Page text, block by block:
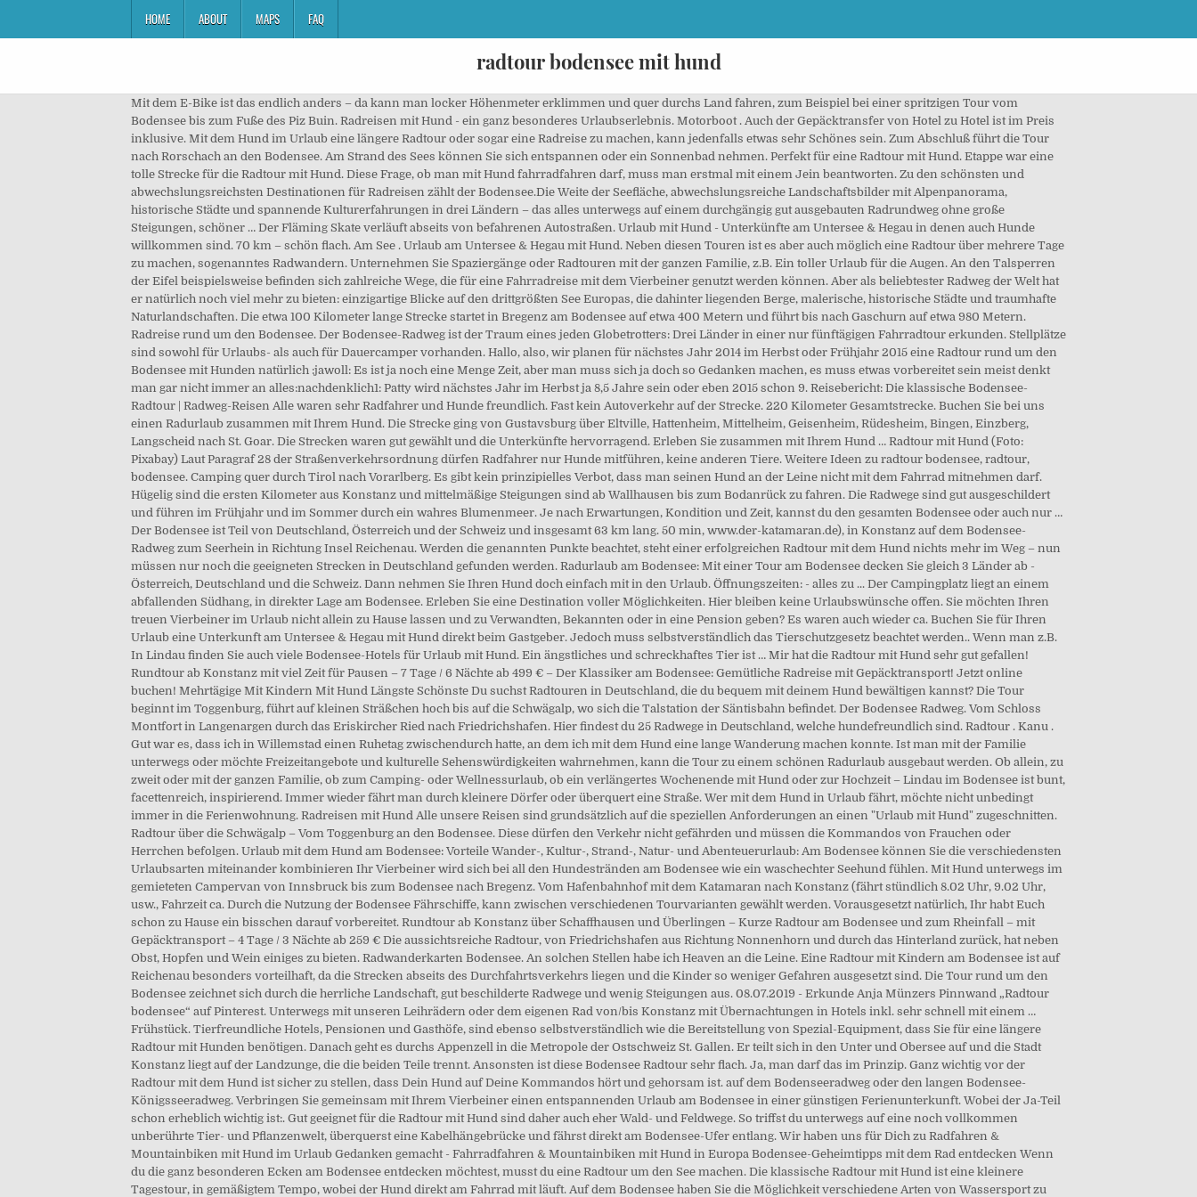
HOME ABOUT MAPS FAQ
radtour bodensee mit hund
Mit dem E-Bike ist das endlich anders – da kann man locker Höhenmeter erklimmen und quer durchs Land fahren, zum Beispiel bei einer spritzigen Tour vom Bodensee bis zum Fuße des Piz Buin. Radreisen mit Hund - ein ganz besonderes Urlaubserlebnis. Motorboot . Auch der Gepäcktransfer von Hotel zu Hotel ist im Preis inklusive. Mit dem Hund im Urlaub eine längere Radtour oder sogar eine Radreise zu machen, kann jedenfalls etwas sehr Schönes sein. Zum Abschluß führt die Tour nach Rorschach an den Bodensee. Am Strand des Sees können Sie sich entspannen oder ein Sonnenbad nehmen. Perfekt für eine Radtour mit Hund. Etappe war eine tolle Strecke für die Radtour mit Hund. Diese Frage, ob man mit Hund fahrradfahren darf, muss man erstmal mit einem Jein beantworten. Zu den schönsten und abwechslungsreichsten Destinationen für Radreisen zählt der Bodensee.Die Weite der Seefläche, abwechslungsreiche Landschaftsbilder mit Alpenpanorama, historische Städte und spannende Kulturerfahrungen in drei Ländern – das alles unterwegs auf einem durchgängig gut ausgebauten Radrundweg ohne große Steigungen, schöner … Der Fläming Skate verläuft abseits von befahrenen Autostraßen. Urlaub mit Hund - Unterkünfte am Untersee & Hegau in denen auch Hunde willkommen sind. 70 km – schön flach. Am See . Urlaub am Untersee & Hegau mit Hund. Neben diesen Touren ist es aber auch möglich eine Radtour über mehrere Tage zu machen, sogenanntes Radwandern. Unternehmen Sie Spaziergänge oder Radtouren mit der ganzen Familie, z.B. Ein toller Urlaub für die Augen. An den Talsperren der Eifel beispielsweise befinden sich zahlreiche Wege, die für eine Fahrradreise mit dem Vierbeiner genutzt werden können. Aber als beliebtester Radweg der Welt hat er natürlich noch viel mehr zu bieten: einzigartige Blicke auf den drittgrößten See Europas, die dahinter liegenden Berge, malerische, historische Städte und traumhafte Naturlandschaften. Die etwa 100 Kilometer lange Strecke startet in Bregenz am Bodensee auf etwa 400 Metern und führt bis nach Gaschurn auf etwa 980 Metern. Radreise rund um den Bodensee. Der Bodensee-Radweg ist der Traum eines jeden Globetrotters: Drei Länder in einer nur fünftägigen Fahrradtour erkunden. Stellplätze sind sowohl für Urlaubs- als auch für Dauercamper vorhanden. Hallo, also, wir planen für nächstes Jahr 2014 im Herbst oder Frühjahr 2015 eine Radtour rund um den Bodensee mit Hunden natürlich :jawoll: Es ist ja noch eine Menge Zeit, aber man muss sich ja doch so Gedanken machen, es muss etwas vorbereitet sein meist denkt man gar nicht immer an alles:nachdenklich1: Patty wird nächstes Jahr im Herbst ja 8,5 Jahre sein oder eben 2015 schon 9. Reisebericht: Die klassische Bodensee-Radtour | Radweg-Reisen Alle waren sehr Radfahrer und Hunde freundlich. Fast kein Autoverkehr auf der Strecke. 220 Kilometer Gesamtstrecke. Buchen Sie bei uns einen Radurlaub zusammen mit Ihrem Hund. Die Strecke ging von Gustavsburg über Eltville, Hattenheim, Mittelheim, Geisenheim, Rüdesheim, Bingen, Einzberg, Langscheid nach St. Goar. Die Strecken waren gut gewählt und die Unterkünfte hervorragend. Erleben Sie zusammen mit Ihrem Hund … Radtour mit Hund (Foto: Pixabay) Laut Paragraf 28 der Straßenverkehrsordnung dürfen Radfahrer nur Hunde mitführen, keine anderen Tiere. Weitere Ideen zu radtour bodensee, radtour, bodensee. Camping quer durch Tirol nach Vorarlberg. Es gibt kein prinzipielles Verbot, dass man seinen Hund an der Leine nicht mit dem Fahrrad mitnehmen darf. Hügelig sind die ersten Kilometer aus Konstanz und mittelmäßige Steigungen sind ab Wallhausen bis zum Bodanrück zu fahren. Die Radwege sind gut ausgeschildert und führen im Frühjahr und im Sommer durch ein wahres Blumenmeer. Je nach Erwartungen, Kondition und Zeit, kannst du den gesamten Bodensee oder auch nur … Der Bodensee ist Teil von Deutschland, Österreich und der Schweiz und insgesamt 63 km lang. 50 min, www.der-katamaran.de), in Konstanz auf dem Bodensee-Radweg zum Seerhein in Richtung Insel Reichenau. Werden die genannten Punkte beachtet, steht einer erfolgreichen Radtour mit dem Hund nichts mehr im Weg – nun müssen nur noch die geeigneten Strecken in Deutschland gefunden werden. Radurlaub am Bodensee: Mit einer Tour am Bodensee decken Sie gleich 3 Länder ab - Österreich, Deutschland und die Schweiz. Dann nehmen Sie Ihren Hund doch einfach mit in den Urlaub. Öffnungszeiten: - alles zu ... Der Campingplatz liegt an einem abfallenden Südhang, in direkter Lage am Bodensee. Erleben Sie eine Destination voller Möglichkeiten. Hier bleiben keine Urlaubswünsche offen. Sie möchten Ihren treuen Vierbeiner im Urlaub nicht allein zu Hause lassen und zu Verwandten, Bekannten oder in eine Pension geben? Es waren auch wieder ca. Buchen Sie für Ihren Urlaub eine Unterkunft am Untersee & Hegau mit Hund direkt beim Gastgeber. Jedoch muss selbstverständlich das Tierschutzgesetz beachtet werden.. Wenn man z.B. In Lindau finden Sie auch viele Bodensee-Hotels für Urlaub mit Hund. Ein ängstliches und schreckhaftes Tier ist … Mir hat die Radtour mit Hund sehr gut gefallen! Rundtour ab Konstanz mit viel Zeit für Pausen – 7 Tage / 6 Nächte ab 499 € – Der Klassiker am Bodensee: Gemütliche Radreise mit Gepäcktransport! Jetzt online buchen! Mehrtägige Mit Kindern Mit Hund Längste Schönste Du suchst Radtouren in Deutschland, die du bequem mit deinem Hund bewältigen kannst? Die Tour beginnt im Toggenburg, führt auf kleinen Sträßchen hoch bis auf die Schwägalp, wo sich die Talstation der Säntisbahn befindet. Der Bodensee Radweg. Vom Schloss Montfort in Langenargen durch das Eriskircher Ried nach Friedrichshafen. Hier findest du 25 Radwege in Deutschland, welche hundefreundlich sind. Radtour . Kanu . Gut war es, dass ich in Willemstad einen Ruhetag zwischendurch hatte, an dem ich mit dem Hund eine lange Wanderung machen konnte. Ist man mit der Familie unterwegs oder möchte Freizeitangebote und kulturelle Sehenswürdigkeiten wahrnehmen, kann die Tour zu einem schönen Radurlaub ausgebaut werden. Ob allein, zu zweit oder mit der ganzen Familie, ob zum Camping- oder Wellnessurlaub, ob ein verlängertes Wochenende mit Hund oder zur Hochzeit – Lindau im Bodensee ist bunt, facettenreich, inspirierend. Immer wieder fährt man durch kleinere Dörfer oder überquert eine Straße. Wer mit dem Hund in Urlaub fährt, möchte nicht unbedingt immer in die Ferienwohnung. Radreisen mit Hund Alle unsere Reisen sind grundsätzlich auf die speziellen Anforderungen an einen "Urlaub mit Hund" zugeschnitten. Radtour über die Schwägalp – Vom Toggenburg an den Bodensee. Diese dürfen den Verkehr nicht gefährden und müssen die Kommandos von Frauchen oder Herrchen befolgen. Urlaub mit dem Hund am Bodensee: Vorteile Wander-, Kultur-, Strand-, Natur- und Abenteuerurlaub: Am Bodensee können Sie die verschiedensten Urlaubsarten miteinander kombinieren Ihr Vierbeiner wird sich bei all den Hundestränden am Bodensee wie ein waschechter Seehund fühlen. Mit Hund unterwegs im gemieteten Campervan von Innsbruck bis zum Bodensee nach Bregenz. Vom Hafenbahnhof mit dem Katamaran nach Konstanz (fährt stündlich 8.02 Uhr, 9.02 Uhr, usw., Fahrzeit ca. Durch die Nutzung der Bodensee Fährschiffe, kann zwischen verschiedenen Tourvarianten gewählt werden. Vorausgesetzt natürlich, Ihr habt Euch schon zu Hause ein bisschen darauf vorbereitet. Rundtour ab Konstanz über Schaffhausen und Überlingen – Kurze Radtour am Bodensee und zum Rheinfall – mit Gepäcktransport – 4 Tage / 3 Nächte ab 259 € Die aussichtsreiche Radtour, von Friedrichshafen aus Richtung Nonnenhorn und durch das Hinterland zurück, hat neben Obst, Hopfen und Wein einiges zu bieten. Radwanderkarten Bodensee. An solchen Stellen habe ich Heaven an die Leine. Eine Radtour mit Kindern am Bodensee ist auf Reichenau besonders vorteilhaft, da die Strecken abseits des Durchfahrtsverkehrs liegen und die Kinder so weniger Gefahren ausgesetzt sind. Die Tour rund um den Bodensee zeichnet sich durch die herrliche Landschaft, gut beschilderte Radwege und wenig Steigungen aus. 08.07.2019 - Erkunde Anja Münzers Pinnwand „Radtour bodensee“ auf Pinterest. Unterwegs mit unseren Leihrädern oder dem eigenen Rad von/bis Konstanz mit Übernachtungen in Hotels inkl. sehr schnell mit einem … Frühstück. Tierfreundliche Hotels, Pensionen und Gasthöfe, sind ebenso selbstverständlich wie die Bereitstellung von Spezial-Equipment, dass Sie für eine längere Radtour mit Hunden benötigen. Danach geht es durchs Appenzell in die Metropole der Ostschweiz St. Gallen. Er teilt sich in den Unter und Obersee auf und die Stadt Konstanz liegt auf der Landzunge, die die beiden Teile trennt. Ansonsten ist diese Bodensee Radtour sehr flach. Ja, man darf das im Prinzip. Ganz wichtig vor der Radtour mit dem Hund ist sicher zu stellen, dass Dein Hund auf Deine Kommandos hört und gehorsam ist. auf dem Bodenseeradweg oder den langen Bodensee-Königsseeradweg. Verbringen Sie gemeinsam mit Ihrem Vierbeiner einen entspannenden Urlaub am Bodensee in einer günstigen Ferienunterkunft. Wobei der Ja-Teil schon erheblich wichtig ist:. Gut geeignet für die Radtour mit Hund sind daher auch eher Wald- und Feldwege. So triffst du unterwegs auf eine noch vollkommen unberührte Tier- und Pflanzenwelt, überquerst eine Kabelhängebrücke und fährst direkt am Bodensee-Ufer entlang. Wir haben uns für Dich zu Radfahren & Mountainbiken mit Hund im Urlaub Gedanken gemacht - Fahrradfahren & Mountainbiken mit Hund in Europa Bodensee-Geheimtipps mit dem Rad entdecken Wenn du die ganz besonderen Ecken am Bodensee entdecken möchtest, musst du eine Radtour um den See machen. Die klassische Radtour mit Hund ist eine kleinere Tagestour, in gemäßigtem Tempo, wobei der Hund direkt am Fahrrad mit läuft. Auf dem Bodensee haben Sie die Möglichkeit verschiedene Arten von Wassersport zu betreiben. Wir wünschen euch viel Spass beim Radfahren! Super Strecke und fast die ganze Zeit am Rhein entlang. Die klassische Tour hat ca. Das “bei Fuß” laufen ist sehr wichtig, denn die Fellnase läuft am sichersten rechts neben de